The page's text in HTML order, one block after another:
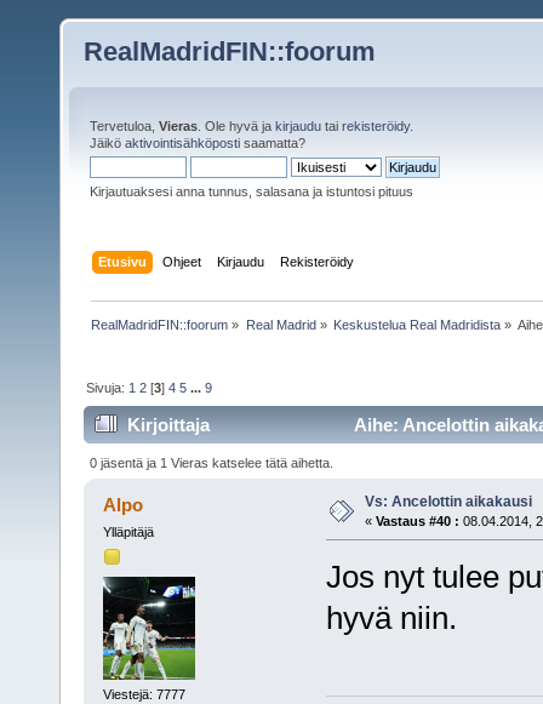
RealMadridFIN::foorum
Tervetuloa, Vieras . Ole hyvä ja kirjaudu tai rekisteröidy.
Jäikö aktivointisähköposti saamatta?
Kirjautuaksesi anna tunnus, salasana ja istuntosi pituus
Etusivu Ohjeet Kirjaudu Rekisteröidy
RealMadridFIN::foorum » Real Madrid» Keskustelua Real Madridista»
Sivuja: 1 2 [3]4 5 ...9
Kirjoittaja Aihe: Ancelottin
0 jäsentä ja 1 Vieras katselee tätä aihetta.
Alpo
Ylläpitäjä
Viestejä: 7777
Vs: Ancelottin aikakausi
« Vastaus #40 : 08.04.2014,
Jos nyt tulee
hyvä niin.